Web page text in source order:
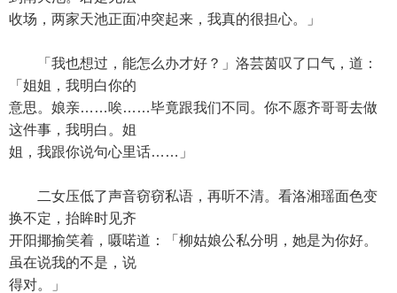
收场，两家天池正面冲突起来，我真的很担心。」
「我也想过，能怎么办才好？」洛芸茵叹了口气，道：
「姐姐，我明白你的
意思。娘亲……唉……毕竟跟我们不同。你不愿齐哥哥去做
这件事，我明白。姐
姐，我跟你说句心里话……」
二女压低了声音窃窃私语，再听不清。看洛湘瑶面色变
换不定，抬眸时见齐
开阳揶揄笑着，嗫喏道：「柳姑娘公私分明，她是为你好。
虽在说我的不是，说
得对。」